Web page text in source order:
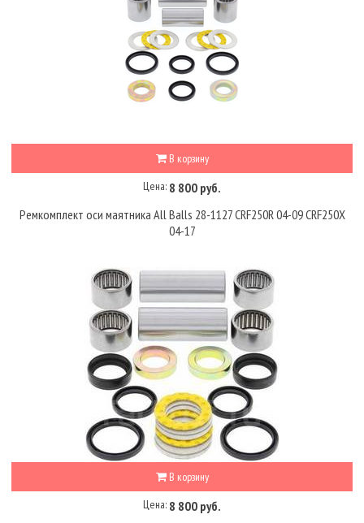
В корзину
Цена: 8 800 руб.
Ремкомплект оси маятника All Balls 28-1127 CRF250R 04-09 CRF250X
04-17
В корзину
Цена: 8 800 руб.